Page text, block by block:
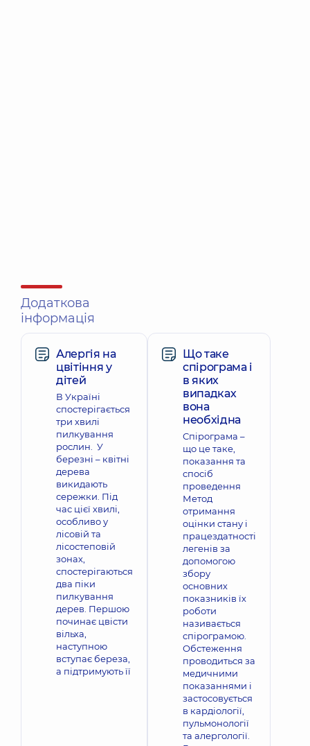
Додаткова
інформація
Алергія на
цвітіння у
дітей
В Україні
спостерігається
три хвилі
пилкування
рослин. У
березні – квітні
дерева
викидають
сережки. Під
час цієї хвилі,
особливо у
лісовій та
лісостеповій
зонах,
спостерігаються
два піки
пилкування
дерев. Першою
починає цвісти
вільха,
наступною
вступає береза,
а підтримують її
Що таке
спірограма і
в яких
випадках
вона
необхідна
Спірограма –
що це таке,
показання та
спосіб
проведення
Метод
отримання
оцінки стану і
працездатності
легенів за
допомогою
збору
основних
показників їх
роботи
називається
спірограмою.
Обстеження
проводиться за
медичними
показаннями і
застосовується
в кардіології,
пульмонології
та алергології.